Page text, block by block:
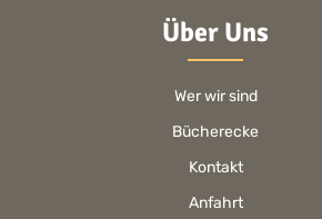
Über Uns
Wer wir sind
Bücherecke
Kontakt
Anfahrt